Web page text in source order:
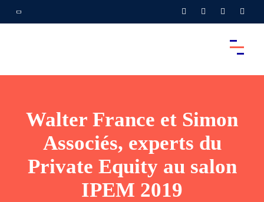
Walter France et Simon
Associés, experts du
Private Equity au salon
IPEM 2019